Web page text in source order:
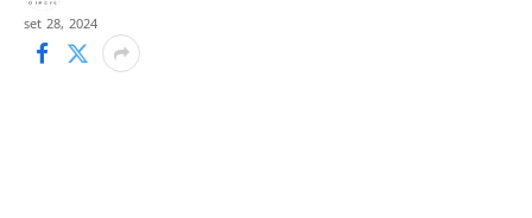
set 28, 2024